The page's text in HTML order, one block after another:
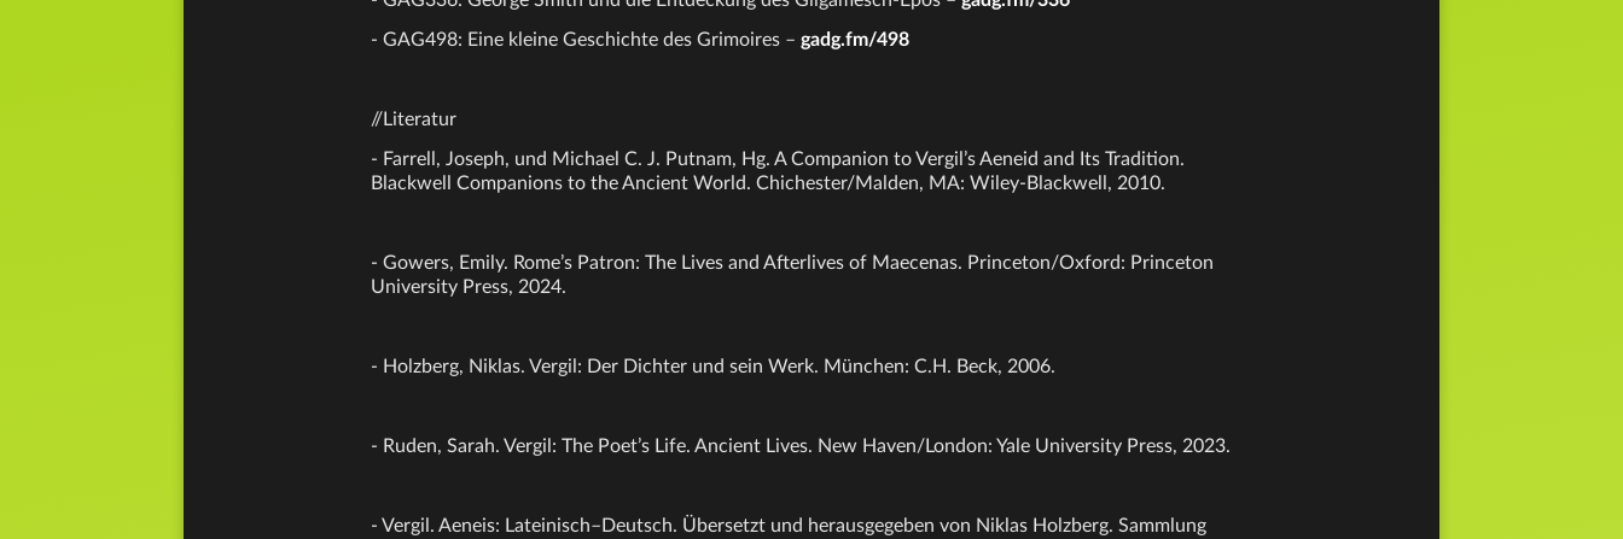
- GAG498: Eine kleine Geschichte des Grimoires – gadg.fm/498
//Literatur
- Farrell, Joseph, und Michael C. J. Putnam, Hg. A Companion to Vergil’s Aeneid and Its Tradition.
Blackwell Companions to the Ancient World. Chichester/Malden, MA: Wiley-Blackwell, 2010.
- Gowers, Emily. Rome’s Patron: The Lives and Afterlives of Maecenas. Princeton/Oxford: Princeton
University Press, 2024.
- Holzberg, Niklas. Vergil: Der Dichter und sein Werk. München: C.H. Beck, 2006.
- Ruden, Sarah. Vergil: The Poet’s Life. Ancient Lives. New Haven/London: Yale University Press, 2023.
- Vergil. Aeneis: Lateinisch–Deutsch. Übersetzt und herausgegeben von Niklas Holzberg. Sammlung